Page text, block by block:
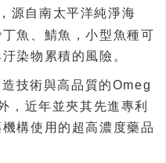
源自南太平洋純淨海
魚、鯖魚，小型魚種可
染物累積的風險。
技術與高品質的Omeg
，近年並夾其先進專利
構使用的超高濃度藥品